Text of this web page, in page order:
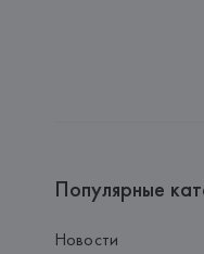
Популярные
Новости